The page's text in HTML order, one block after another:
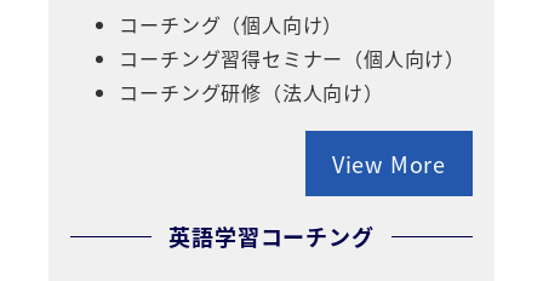
コーチング（個人向け）
コーチング習得セミナー（個人向け）
コーチング研修（法人向け）
View More
英語学習コーチング